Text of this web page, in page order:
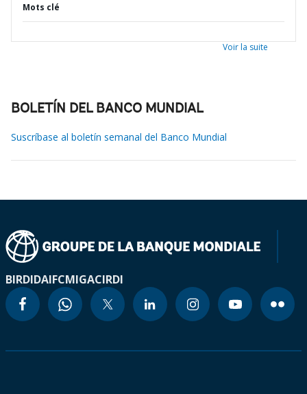
Mots clé
Voir la suite
BOLETÍN DEL BANCO MUNDIAL
Suscríbase al boletín semanal del Banco Mundial
BIRDIDAIFCMIGACIRDI